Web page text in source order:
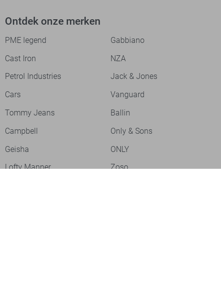
Ontdek onze merken
PME legend
Gabbiano
Cast Iron
NZA
Petrol Industries
Jack & Jones
Cars
Vanguard
Tommy Jeans
Ballin
Campbell
Only & Sons
Geisha
ONLY
Lofty Manner
Zoso